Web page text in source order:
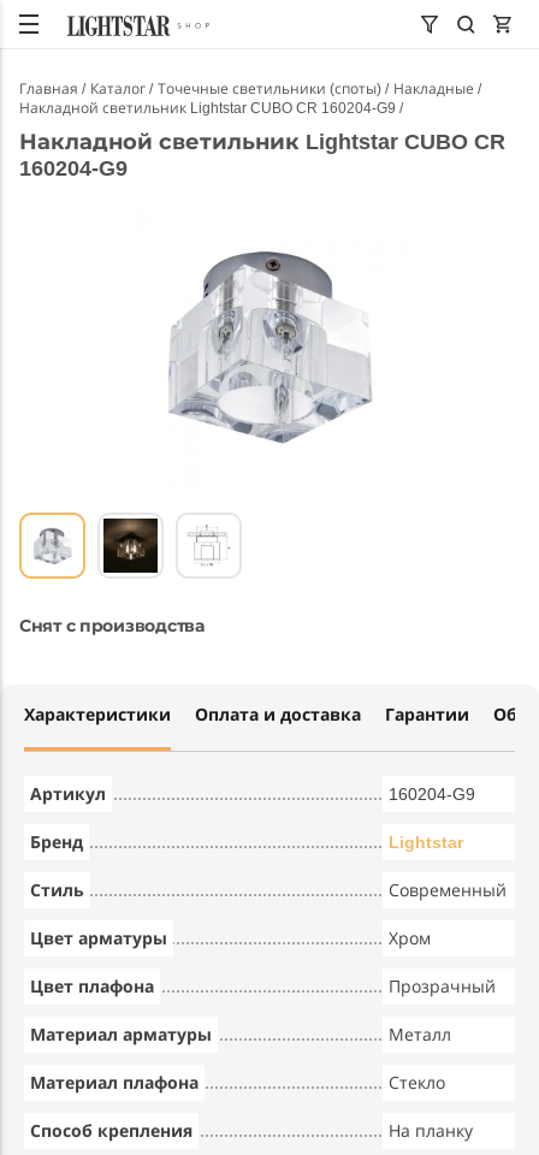
Главная Каталог Точечные светильники (споты)
Накладные
Накладной светильник Lightstar CUBO CR 160204-G9
Накладной светильник Lightstar CUBO CR
160204-G9
Снят с производства
Характеристики Оплата и доставка Гарантии
Артикул 160204-G9
Бренд Lightstar
Стиль Современный
Цвет арматуры Хром
Цвет плафона Прозрачный
Материал арматуры Металл
Материал плафона Стекло
Способ крепления На планку